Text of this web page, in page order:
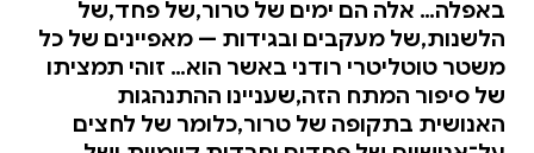
באפלה… אלה הם ימים של טרור,של פחד,של
הלשנות,של מעקבים ובגידות — מאפיינים של כל
משטר טוטליטרי רודני באשר הוא… זוהי תמציתו
של סיפור המתח הזה,שעניינו ההתנהגות
האנושית בתקופה של טרור,כלומר של לחצים